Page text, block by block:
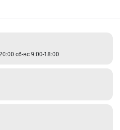
сб-вс 9:00-18:00